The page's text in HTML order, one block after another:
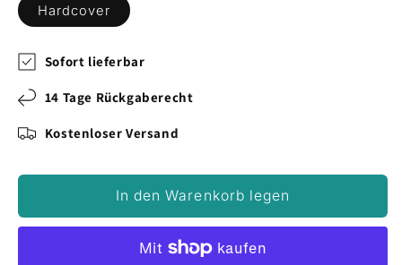
Hardcover
Sofort lieferbar
14 Tage Rückgaberecht
Kostenloser Versand
In den Warenkorb legen